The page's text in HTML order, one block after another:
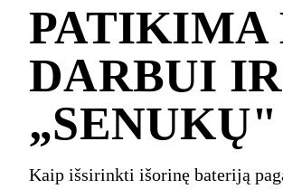
PATIKIMA
DARBUI
„SENUKŲ"
Kaip išsirinkti išorinę bateriją